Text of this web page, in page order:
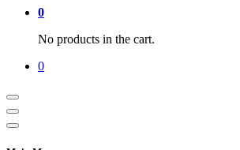
0
No products in the cart.
0